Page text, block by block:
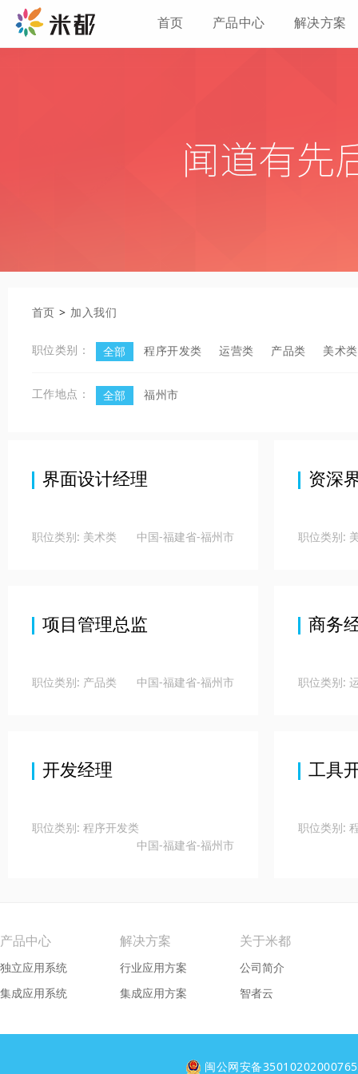
首页 产品中心 解决方案
首页 > 加入我们
职位类别： 全部 程序开发类 运营类 产品类 美术类
工作地点： 全部 福州市
界面设计经理
职位类别: 美术类 中国-福建省-福州市
资深
职位类别:
项目管理总监
职位类别: 产品类 中国-福建省-福州市
商务
职位类别:
开发经理
职位类别: 程序开发类
中国-福建省-福州市
工具
职位类别:
产品中心
独立应用系统
集成应用系统
解决方案
行业应用方案
集成应用方案
关于米都
公司简介
智者云
闽公网安备